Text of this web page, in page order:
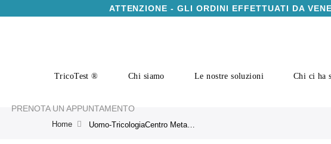
ATTENZIONE - GLI ORDINI EFFETTUATI DA
TricoTest ® Chi siamo Le nostre soluzioni Chi ci ha
PRENOTA UN APPUNTAMENTO
Home